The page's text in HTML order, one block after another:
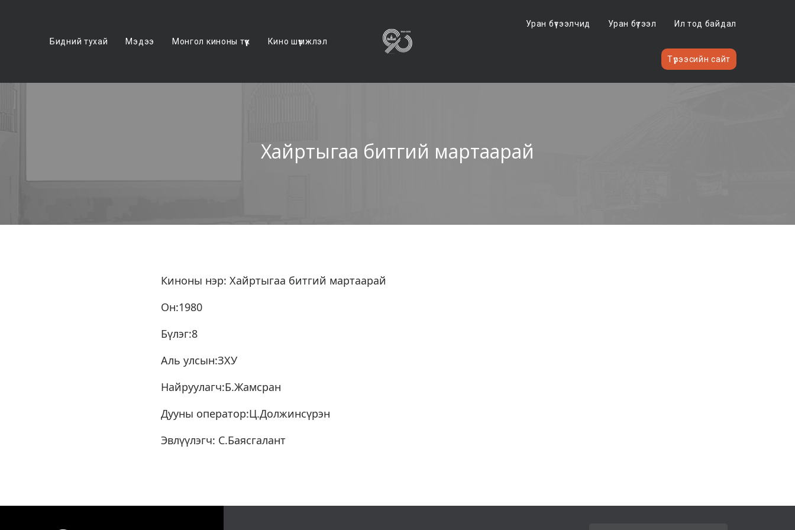
Бидний тухай Мэдээ Монгол киноны түүх Кино шүүмжлэл
Уран бүтээлчид Уран бүтээл Ил тод байдал
Түрээсийн сайт
Хайртыгаа битгий мартаарай
Киноны нэр: Хайртыгаа битгий мартаарай
Он:1980
Бүлэг:8
Аль улсын:ЗХУ
Найруулагч:Б.Жамсран
Дууны оператор:Ц.Должинсүрэн
Эвлүүлэгч: С.Баясгалант